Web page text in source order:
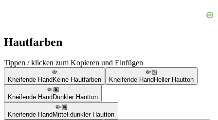
Hautfarben
Tippen / klicken zum Kopieren und Einfügen
🤏
Kneifende HandKeine Hautfarben
🤏🏻
Kneifende HandHeller Hautton
🤏🏿
Kneifende HandDunkler Hautton
🤏🏾
Kneifende HandMittel-dunkler Hautton